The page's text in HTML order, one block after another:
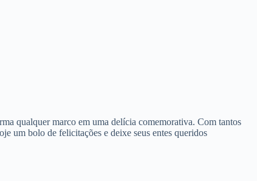
qualquer marco em uma delícia comemorativa. Com tantos
um bolo de felicitações e deixe seus entes queridos